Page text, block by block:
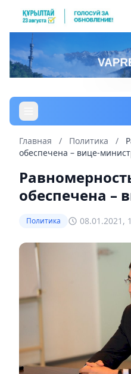
Главная / Политика /
обеспечена – вице-
обеспечена –
Политика 08.01.2021,